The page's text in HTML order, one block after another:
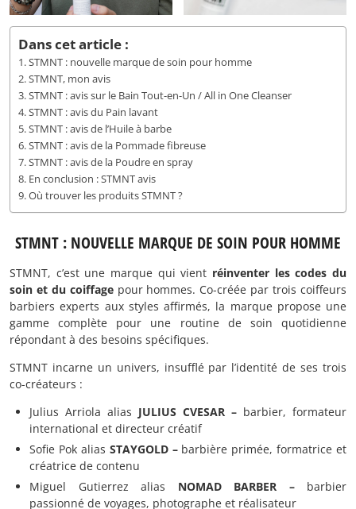
Dans cet article :
STMNT : nouvelle marque de soin pour homme
STMNT, mon avis
STMNT : avis sur le Bain Tout-en-Un / All in One Cleanser
STMNT : avis du Pain lavant
STMNT : avis de l’Huile à barbe
STMNT : avis de la Pommade fibreuse
STMNT : avis de la Poudre en spray
En conclusion : STMNT avis
Où trouver les produits STMNT ?
STMNT : NOUVELLE MARQUE DE SOIN POUR HOMME
STMNT, c’est une marque qui vient réinventer les codes du
soin et du coiffagepour hommes. Co-créée par trois coiffeurs
barbiers experts aux styles affirmés, la marque propose une
gamme complète pour une routine de soin quotidienne
répondant à des besoins spécifiques.
STMNT incarne un univers, insufflé par l’identité de ses trois
co-créateurs :
Julius Arriola alias JULIUS CVESAR – barbier, formateur
international et directeur créatif
Sofie Pok alias STAYGOLD – barbière primée, formatrice et
créatrice de contenu
Miguel Gutierrez alias NOMAD BARBER – barbier
passionné de voyages, photographe et réalisateur